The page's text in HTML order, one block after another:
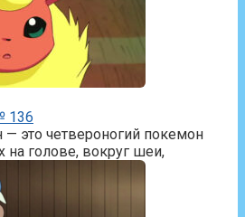
136
это четвероногий покемон
на голове, вокруг шеи,